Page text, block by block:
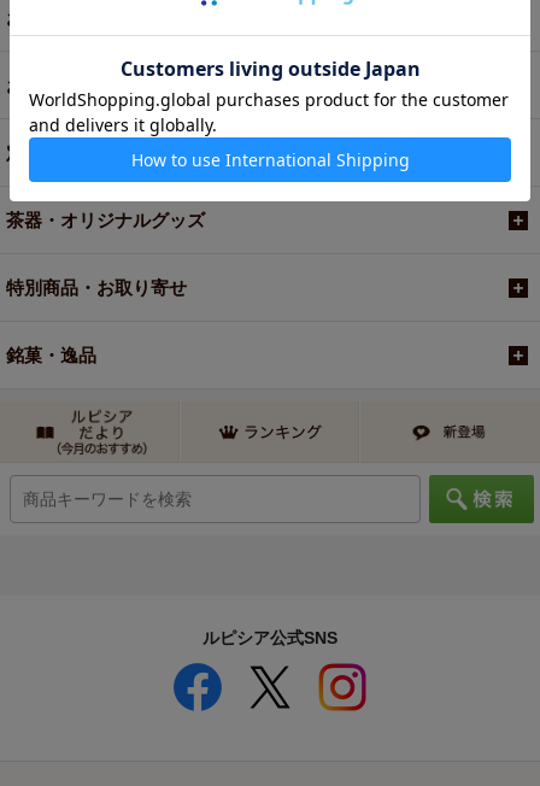
お菓子・食品・飲料
お買い得商品
定期便
茶器・オリジナルグッズ
特別商品・お取り寄せ
銘菓・逸品
ルピシア公式SNS